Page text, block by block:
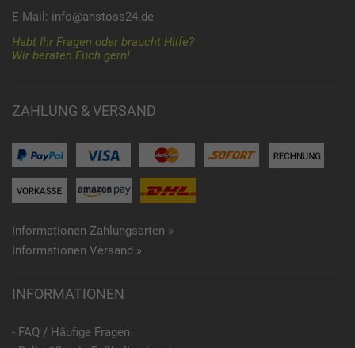
E-Mail: info@anstoss24.de
Habt Ihr Fragen oder braucht Hilfe?
Wir beraten Euch gern!
ZAHLUNG & VERSAND
Informationen Zahlungsarten »
Informationen Versand »
INFORMATIONEN
- FAQ / Häufige Fragen